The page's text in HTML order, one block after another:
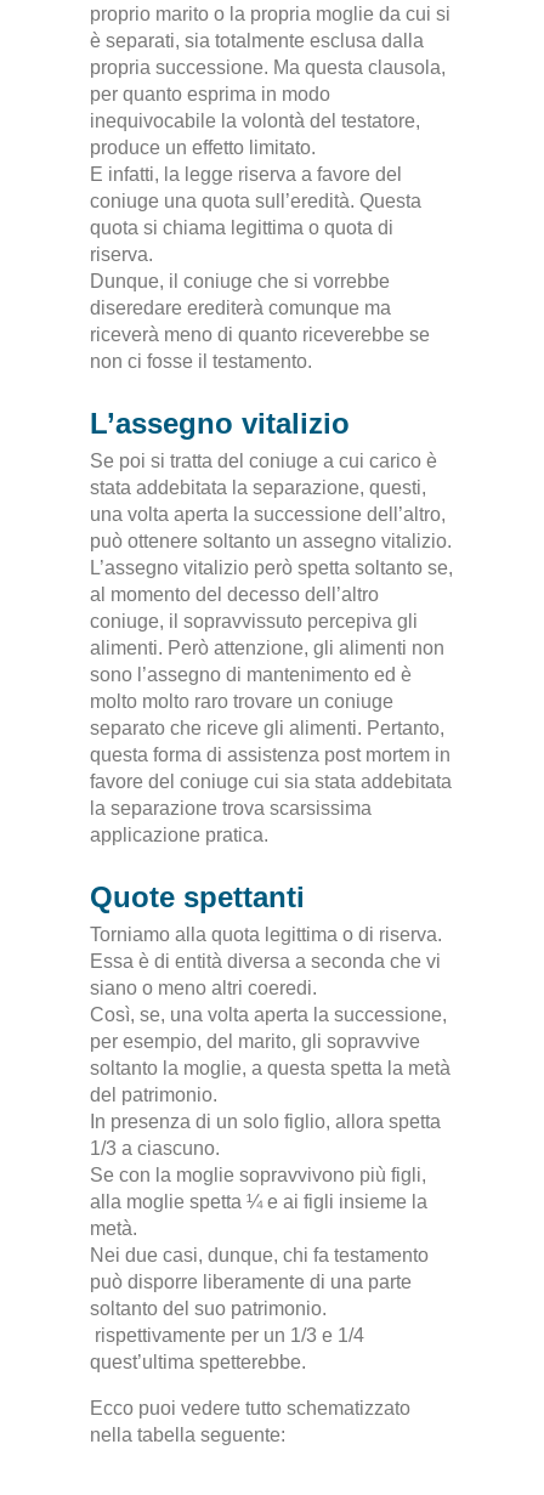
proprio marito o la propria moglie da cui si
è separati, sia totalmente esclusa dalla
propria successione. Ma questa clausola,
per quanto esprima in modo
inequivocabile la volontà del testatore,
produce un effetto limitato.
E infatti, la legge riserva a favore del
coniuge una quota sull’eredità. Questa
quota si chiama legittima o quota di
riserva.
Dunque, il coniuge che si vorrebbe
diseredare erediterà comunque ma
riceverà meno di quanto riceverebbe se
non ci fosse il testamento.
L’assegno vitalizio
Se poi si tratta del coniuge a cui carico è
stata addebitata la separazione, questi,
una volta aperta la successione dell’altro,
può ottenere soltanto un assegno vitalizio.
L’assegno vitalizio però spetta soltanto se,
al momento del decesso dell’altro
coniuge, il sopravvissuto percepiva gli
alimenti. Però attenzione, gli alimenti non
sono l’assegno di mantenimento ed è
molto molto raro trovare un coniuge
separato che riceve gli alimenti. Pertanto,
questa forma di assistenza post mortem in
favore del coniuge cui sia stata addebitata
la separazione trova scarsissima
applicazione pratica.
Quote spettanti
Torniamo alla quota legittima o di riserva.
Essa è di entità diversa a seconda che vi
siano o meno altri coeredi.
Così, se, una volta aperta la successione,
per esempio, del marito, gli sopravvive
soltanto la moglie, a questa spetta la metà
del patrimonio.
In presenza di un solo figlio, allora spetta
1/3 a ciascuno.
Se con la moglie sopravvivono più figli,
alla moglie spetta ¼ e ai figli insieme la
metà.
Nei due casi, dunque, chi fa testamento
può disporre liberamente di una parte
soltanto del suo patrimonio.
rispettivamente per un 1/3 e 1/4
quest’ultima spetterebbe.
Ecco puoi vedere tutto schematizzato
nella tabella seguente: